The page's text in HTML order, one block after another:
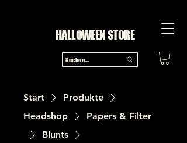
HALLOWEEN STORE
Suchen...
Start
Produkte
Headshop
Papers & Filter
Blunts